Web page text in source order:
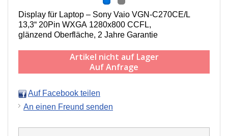
Display für Laptop – Sony Vaio VGN-C270CE/L
13,3“ 20Pin WXGA 1280x800 CCFL,
g länzend Oberfläche, 2 Jahre Garantie
Artikel nicht auf Lager
Auf Anfrage
Auf Facebook teilen
An einen Freund senden